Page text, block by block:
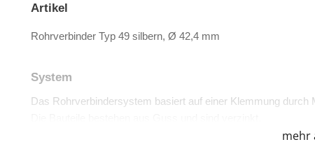
Artikel
Rohrverbinder Typ 49 silbern, Ø 42,4 mm
System
Das Rohrverbindersystem basiert auf einer Klemmung
mehr